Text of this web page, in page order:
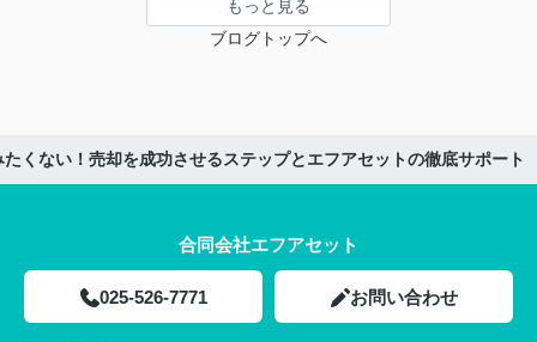
もっと見る
ブログトップへ
くない！売却を成功させるステップとエフアセットの徹底サポート
合同会社エフアセット
025-526-7771 お問い合わせ